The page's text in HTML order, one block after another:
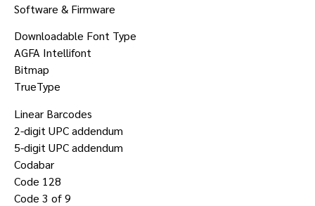
Software & Firmware
Downloadable Font Type
AGFA Intellifont
Bitmap
TrueType
Linear Barcodes
2-digit UPC addendum
5-digit UPC addendum
Codabar
Code 128
Code 3 of 9